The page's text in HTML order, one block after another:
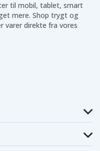
til mobil, tablet, smart
mere. Shop trygt og
varer direkte fra vores